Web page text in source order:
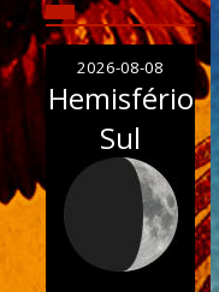
2026-08-08
Hemisfério
Sul